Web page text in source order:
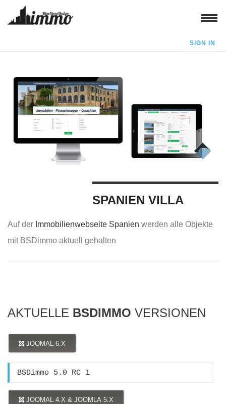
SIGN IN
SPANIEN VILLA
Auf der Immobilienwebseite Spanien werden alle Objekte
mit BSDimmo aktuell gehalten
AKTUELLE BSDIMMO VERSIONEN
JOOMAL 6.X
BSDimmo 5.0 RC 1
JOOMAL 4.X & JOOMLA 5.X